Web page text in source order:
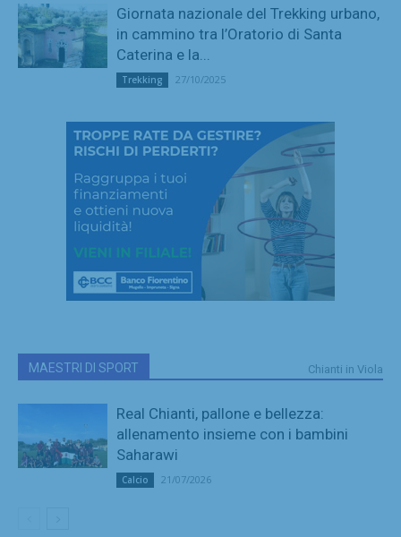
Giornata nazionale del Trekking urbano,
in cammino tra l’Oratorio di Santa
Caterina e la...
Trekking 27/10/2025
MAESTRI DI SPORT Chianti in Viola
Real Chianti, pallone e bellezza:
allenamento insieme con i bambini
Saharawi
Calcio 21/07/2026